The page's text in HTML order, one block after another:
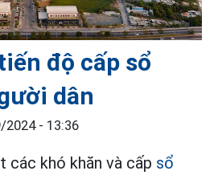
độ cấp sổ
dân
2024 - 13:36
các khó khăn và cấp sổ